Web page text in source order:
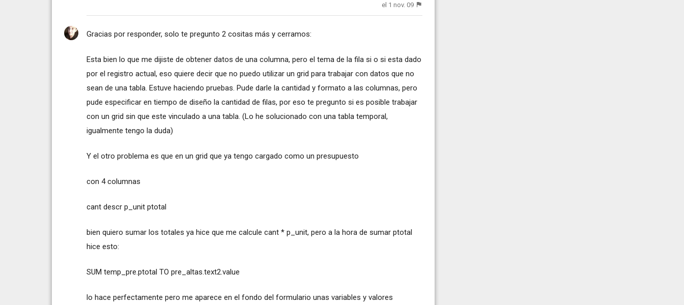
el 1 nov. 09
Gracias por responder, solo te pregunto 2 cositas más y cerramos:
Esta bien lo que me dijiste de obtener datos de una columna, pero el tema de la fila si o si esta dado
por el registro actual, eso quiere decir que no puedo utilizar un grid para trabajar con datos que no
sean de una tabla. Estuve haciendo pruebas. Pude darle la cantidad y formato a las columnas, pero
pude especificar en tiempo de diseño la cantidad de filas, por eso te pregunto si es posible trabajar
con un grid sin que este vinculado a una tabla. (Lo he solucionado con una tabla temporal,
igualmente tengo la duda)
Y el otro problema es que en un grid que ya tengo cargado como un presupuesto
con 4 columnas
cant descr p_unit ptotal
bien quiero sumar los totales ya hice que me calcule cant * p_unit, pero a la hora de sumar ptotal
hice esto:
SUM temp_pre.ptotal TO pre_altas.text2.value
lo hace perfectamente pero me aparece en el fondo del formulario unas variables y valores